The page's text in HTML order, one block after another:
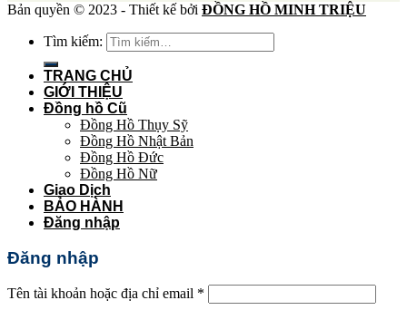
Bản quyền © 2023 - Thiết kế bởi ĐỒNG HỒ MINH TRIỆU
Tìm kiếm:
TRANG CHỦ
GIỚI THIỆU
Đồng hồ Cũ
Đồng Hồ Thụy Sỹ
Đồng Hồ Nhật Bản
Đồng Hồ Đức
Đồng Hồ Nữ
Giao Dịch
BẢO HÀNH
Đăng nhập
Đăng nhập
Tên tài khoản hoặc địa chỉ email *